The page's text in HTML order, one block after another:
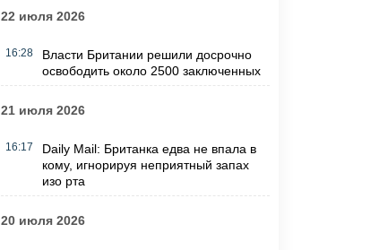
22 июля 2026
16:28
Власти Британии решили досрочно
освободить около 2500 заключенных
21 июля 2026
16:17
Daily Mail: Британка едва не впала в
кому, игнорируя неприятный запах
изо рта
20 июля 2026